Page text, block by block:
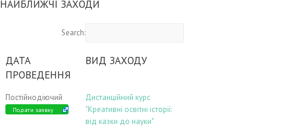
НАЙБЛИЖЧІ ЗАХОДИ
Search:
ДАТА
ПРОВЕДЕННЯ
ВИД ЗАХОДУ
Постійнодіючий
Подати заявку
Дистанційний курс
"Креативні освітні історії:
від казки до науки"